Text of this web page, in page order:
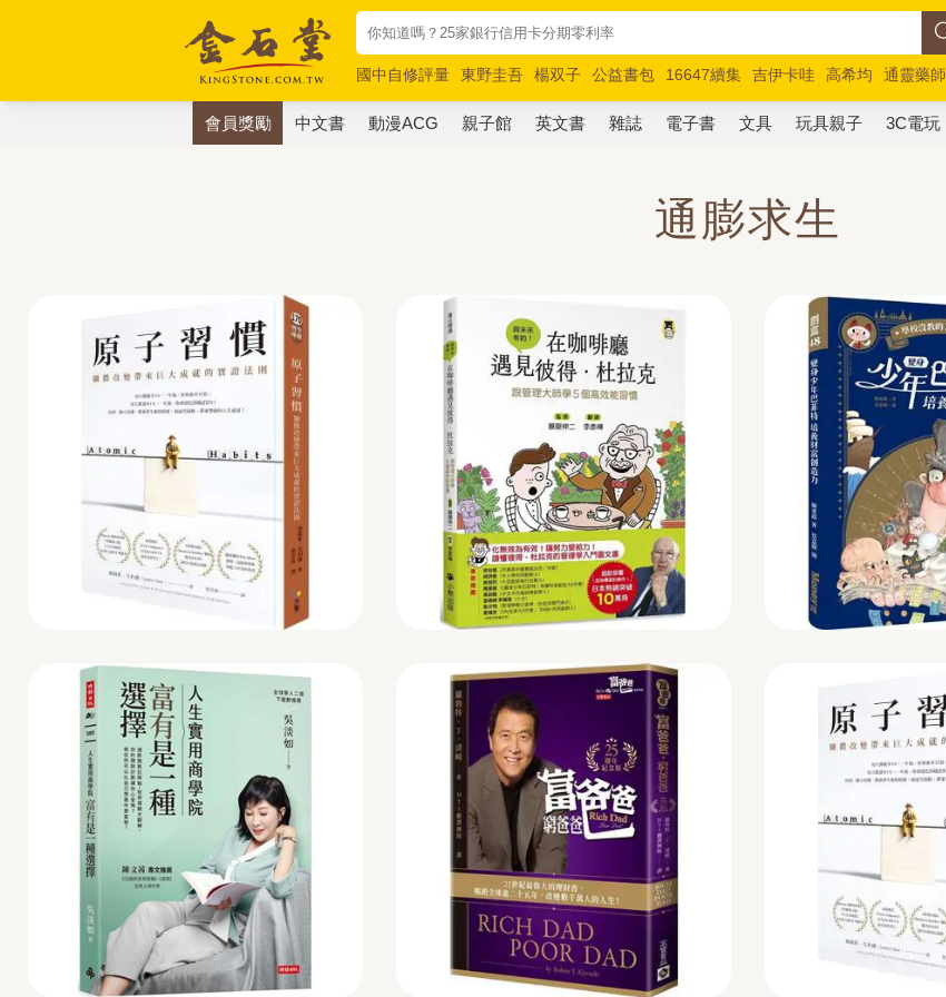
國中自修評量 東野圭吾 楊双子 公益書包 16647續集 吉伊卡哇 高希均
通靈藥師
唯紅花綻放
奧德賽 路邊攤新作 馬斯克 玩具總動員5 超慢跑
會員獎勵 中文書 動漫ACG 親子館 英文書 雜誌 電子書 文具 玩具親子 3C電玩
通膨求生